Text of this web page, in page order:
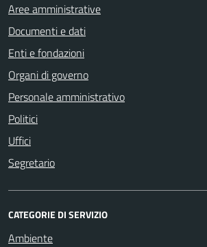
Aree amministrative
Documenti e dati
Enti e fondazioni
Organi di governo
Personale amministrativo
Politici
Uffici
Segretario
CATEGORIE DI SERVIZIO
Ambiente